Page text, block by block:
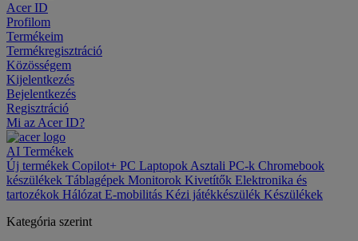
Acer ID
Profilom
Termékeim
Termékregisztráció
Közösségem
Kijelentkezés
Bejelentkezés
Regisztráció
Mi az Acer ID?
AI Termékek
Új termékek Copilot+ PC Laptopok Asztali PC-k Chromebook
készülékek Táblagépek Monitorok Kivetítők Elektronika és
tartozékok Hálózat E-mobilitás Kézi játékkészülék Készülékek
Kategória szerint